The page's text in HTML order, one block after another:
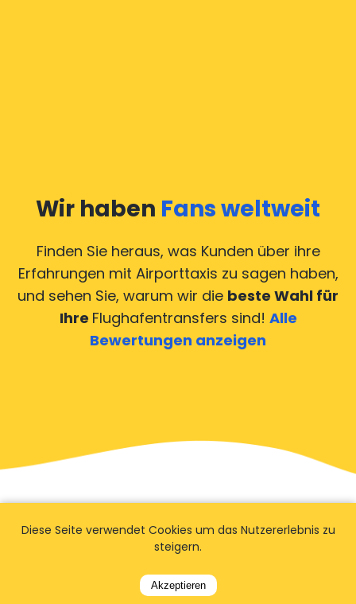
Wir haben Fans weltweit
Finden Sie heraus, was Kunden über ihre
Erfahrungen mit Airporttaxis zu sagen haben,
und sehen Sie, warum wir die beste Wahl für
Ihre Flughafentransfers sind! Alle
Bewertungen anzeigen
Diese Seite verwendet Cookies um das Nutzererlebnis zu
steigern.
Akzeptieren